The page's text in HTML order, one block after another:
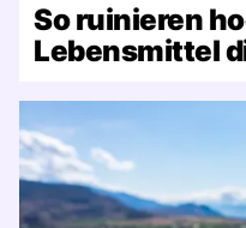
So ruinieren
Lebensmittel